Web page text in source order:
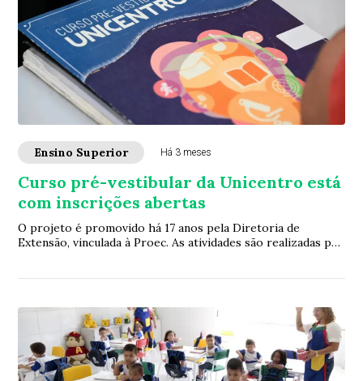
Ensino Superior Há 3 meses
Curso pré-vestibular da Unicentro está
com inscrições abertas
O projeto é promovido há 17 anos pela Diretoria de
Extensão, vinculada à Proec. As atividades são realizadas por